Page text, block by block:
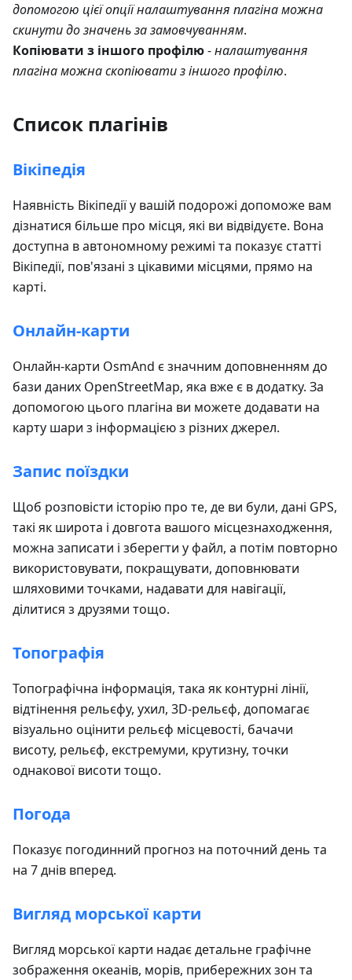
допомогою цієї опції налаштування плагіна можна
скинути до значень за замовчуванням.
Копіювати з іншого профілю-налаштування
плагіна можна скопіювати з іншого профілю.
Список плагінів
Вікіпедія
Наявність Вікіпедії у вашій подорожі допоможе вам
дізнатися більше про місця, які ви відвідуєте. Вона
доступна в автономному режимі та показує статті
Вікіпедії, пов'язані з цікавими місцями, прямо на
карті.
Онлайн-карти
Онлайн-карти OsmAnd є значним доповненням до
бази даних OpenStreetMap, яка вже є в додатку. За
допомогою цього плагіна ви можете додавати на
карту шари з інформацією з різних джерел.
Запис поїздки
Щоб розповісти історію про те, де ви були, дані GPS,
такі як широта і довгота вашого місцезнаходження,
можна записати і зберегти у файл, а потім повторно
використовувати, покращувати, доповнювати
шляховими точками, надавати для навігації,
ділитися з друзями тощо.
Топографія
Топографічна інформація, така як контурні лінії,
відтінення рельєфу, ухил, 3D-рельєф, допомагає
візуально оцінити рельєф місцевості, бачачи
висоту, рельєф, екстремуми, крутизну, точки
однакової висоти тощо.
Погода
Показує погодинний прогноз на поточний день та
на 7 днів вперед.
Вигляд морської карти
Вигляд морської карти надає детальне графічне
зображення океанів, морів, прибережних зон та